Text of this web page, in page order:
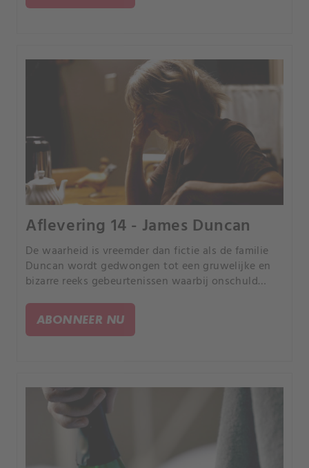
Aflevering 14 - James Duncan
De waarheid is vreemder dan fictie als de familie
Duncan wordt gedwongen tot een gruwelijke en
bizarre reeks gebeurtenissen waarbij onschuld
ABONNEER NU